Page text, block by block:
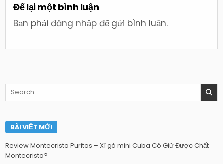
Để lại một bình luận
Bạn phảiđăng nhập để gửi bình luận.
Search
BÀI VIẾT MỚI
Review Montecristo Puritos – Xì gà mini Cuba Có Giữ Được Chất
Montecristo?